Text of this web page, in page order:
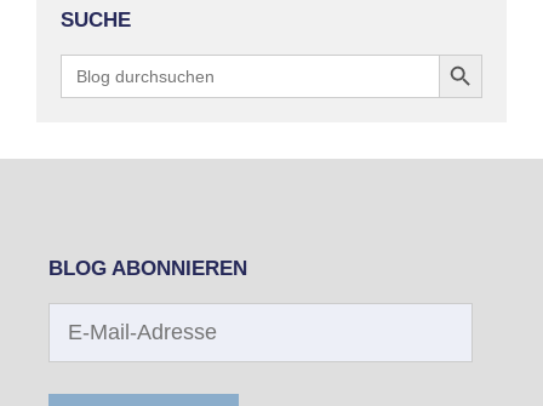
SUCHE
Search
for:
Search Button
BLOG ABONNIEREN